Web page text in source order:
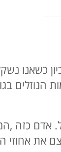
כשאנו
אדם
את אחוזי